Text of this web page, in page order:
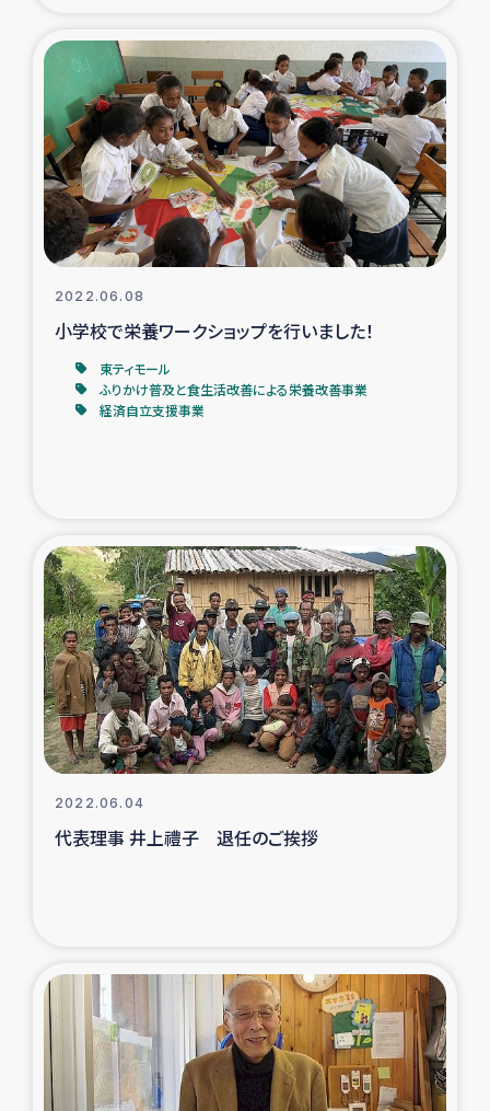
トルコ・シリア地震被災者支援
デニヤヤ小規模紅茶農家支援
コーヒー生産者支援
アイナロ県マウベシ郡でのコーヒー畑改善事業
女性の生計向上支援
アグロフォレストリー（カカオ）事業
2022.06.08
小学校で栄養ワークショップを行いました！
東ティモール
ふりかけ普及と食生活改善による栄養改善事業
経済自立支援事業
2022.06.04
代表理事 井上禮子 退任のご挨拶